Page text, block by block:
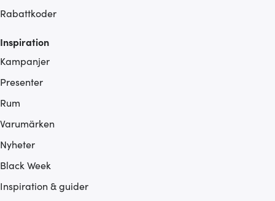
Rabattkoder
Inspiration
Kampanjer
Presenter
Rum
Varumärken
Nyheter
Black Week
Inspiration & guider